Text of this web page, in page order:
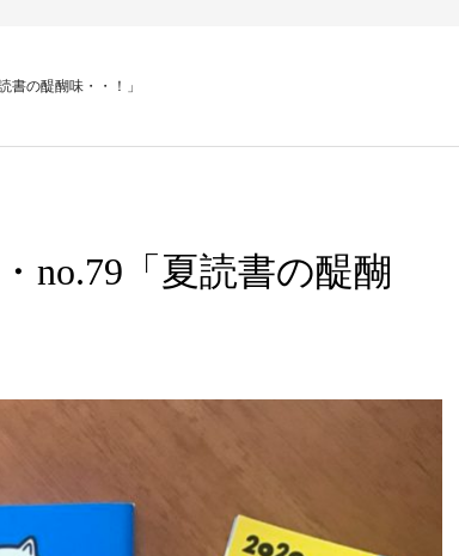
書の醍醐味・・！」
no.79「夏読書の醍醐